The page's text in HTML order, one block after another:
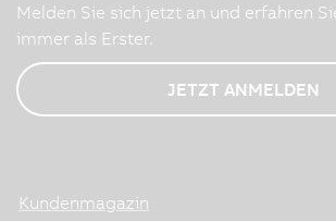
Melden Sie sich jetzt an und erfahren
immer als Erster.
JETZT ANMELDEN
Kundenmagazin